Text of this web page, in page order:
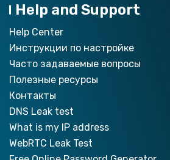
Help and Support
Help Center
Инструкции по настройкe
Часто задаваемые вопросы
Полезные ресурсы
Контакты
DNS Leak test
What is my IP address
WebRTC Leak Test